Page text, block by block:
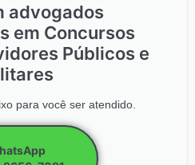
advogados
em Concursos
Públicos e
para você ser atendido.